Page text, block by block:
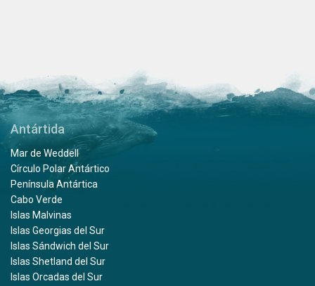
Antártida
Mar de Weddell
Círculo Polar Antártico
Península Antártica
Cabo Verde
Islas Malvinas
Islas Georgias del Sur
Islas Sándwich del Sur
Islas Shetland del Sur
Islas Orcadas del Sur